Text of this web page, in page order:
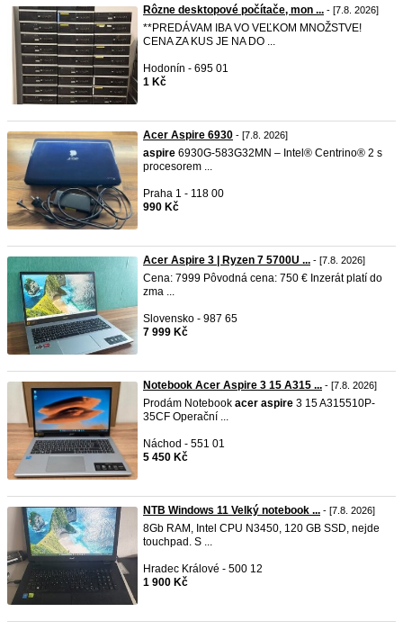
Rôzne desktopové počítače, mon ... - [7.8. 2026]
**PREDÁVAM IBA VO VEĽKOM MNOŽSTVE!
CENA ZA KUS JE NA DO ...
Hodonín - 695 01
1 Kč
Acer Aspire 6930 - [7.8. 2026]
aspire 6930G-583G32MN – Intel® Centrino® 2 s
procesorem ...
Praha 1 - 118 00
990 Kč
Acer Aspire 3 | Ryzen 7 5700U ... - [7.8. 2026]
Cena: 7999 Pôvodná cena: 750 € Inzerát platí do
zma ...
Slovensko - 987 65
7 999 Kč
Notebook Acer Aspire 3 15 A315 ... - [7.8. 2026]
Prodám Notebook acer aspire 3 15 A315510P-
35CF Operační ...
Náchod - 551 01
5 450 Kč
NTB Windows 11 Velký notebook ... - [7.8. 2026]
8Gb RAM, Intel CPU N3450, 120 GB SSD, nejde
touchpad. S ...
Hradec Králové - 500 12
1 900 Kč